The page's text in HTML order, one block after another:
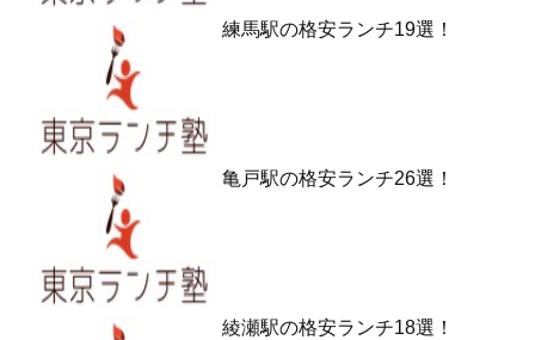
練馬駅の格安ランチ19選！
亀戸駅の格安ランチ26選！
綾瀬駅の格安ランチ18選！